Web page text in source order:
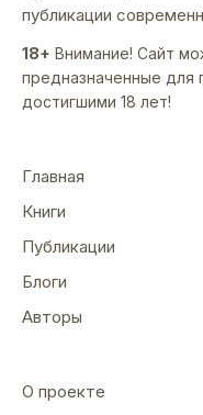
публикации
18+ Внимание! Сайт
предназначенные для
достигшими 18 лет!
Главная
Книги
Публикации
Блоги
Авторы
О проекте